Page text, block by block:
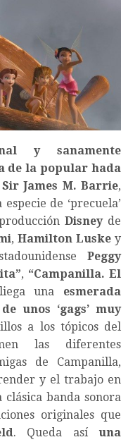
y sanamente
de la popular hada
Sir James M. Barrie,
de ‘precuela’
Disneyde
, Hamilton Luskey
Peggy
”, “Campanilla. El
una esmerada
unos ‘gags’ muy
a los tópicos del
las diferentes
de Campanilla,
y el trabajo en
banda sonora
originales que
. Queda así una